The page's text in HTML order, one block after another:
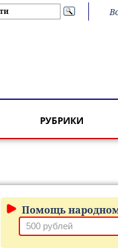
РУБРИКИ
Помощь